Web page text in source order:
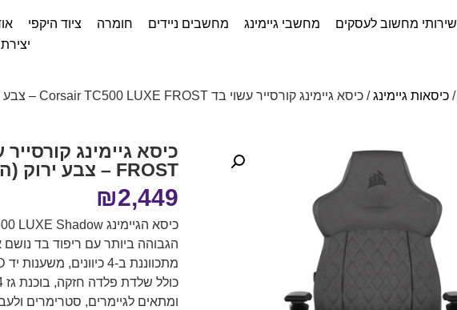
שירותי מחשוב לעסקים מחשבי גיימינג מחשבים ניידים חומרה ציוד היקפי
/ כיסאות גיימינג/ כיסא גיימינג קורסייר עשוי בד Corsair TC500 LUXE FROST – צבע ירוק (העתק)
FROST – צבע ירוק (העתק)
₪2,449
הגבוהה ביותר עם ריפוד בד
ומתאים לגיימרים, סטרימרים